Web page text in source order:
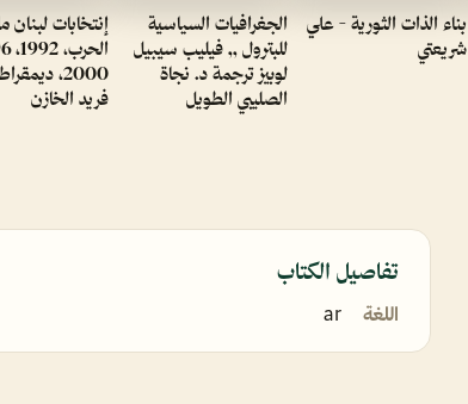
بناء الذات الثورية - علي
شريعتي
الجغرافيات السياسية
للبترول ,, فيليب سيبيل
لوبيز ترجمة د. نجاة
الصليبي الطويل
إنتخابات لبنان
2000،
فريد الخازن
تفاصيل الكتاب
اللغة ar